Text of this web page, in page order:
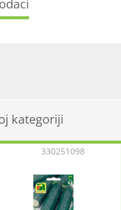
kategoriji
330251098